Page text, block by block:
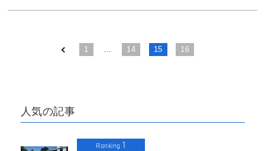
1 … 14 15 16
人気の記事
Ranking 1